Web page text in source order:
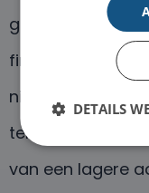
gebruikte
financial lease.
nieuw zijn, maar
teller hebben
van een lagere
DETAILS